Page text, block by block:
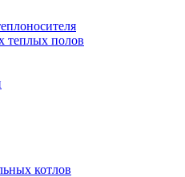
теплых полов
котлов